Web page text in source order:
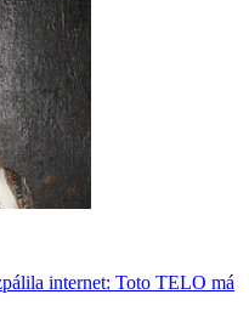
internet: Toto TELO má